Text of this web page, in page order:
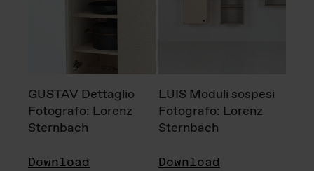
GUSTAV Dettaglio
Fotografo: Lorenz
Sternbach
Download
LUIS Moduli sospesi
Fotografo: Lorenz
Sternbach
Download